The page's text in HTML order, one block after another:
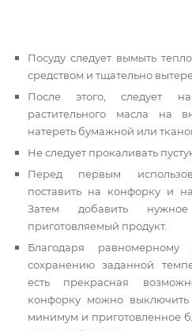
Посуду следует вымыть
средством и тщательно
После этого, следует
растительного масла на
натереть бумажной или
Не следует прокаливать
Перед первым
поставить на конфорку и
Затем добавить
приготовляемый продукт.
Благодаря
сохранению заданной
есть прекрасная
конфорку можно
минимум и приготовленное